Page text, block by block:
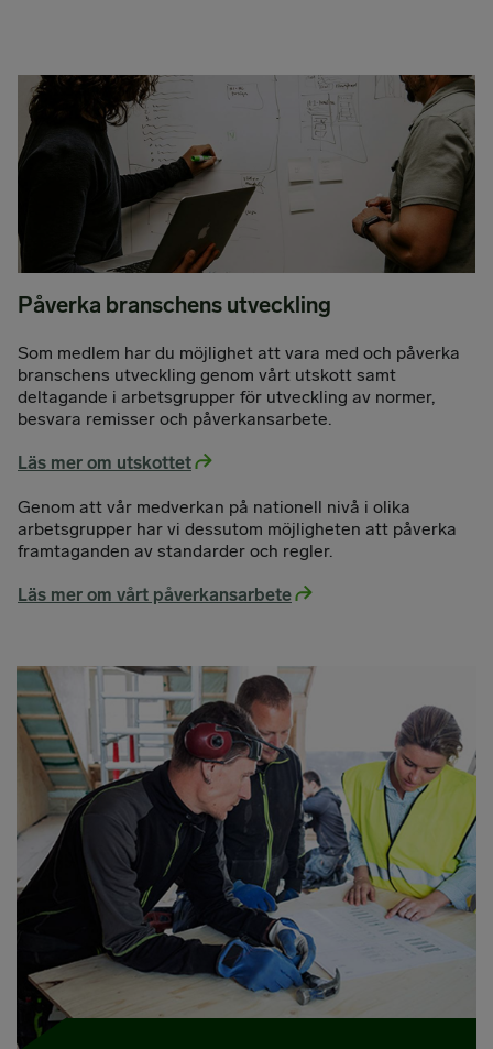
Påverka branschens utveckling
Som medlem har du möjlighet att vara med och påverka
branschens utveckling genom vårt utskott samt
deltagande i arbetsgrupper för utveckling av normer,
besvara remisser och påverkansarbete.
Läs mer om utskottet
Genom att vår medverkan på nationell nivå i olika
arbetsgrupper har vi dessutom möjligheten att påverka
framtaganden av standarder och regler.
Läs mer om vårt påverkansarbete